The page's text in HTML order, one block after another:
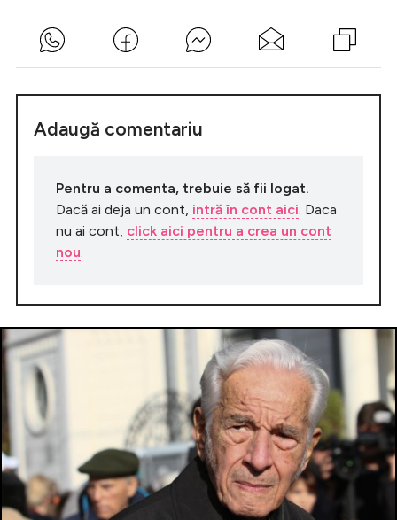
Adaugă comentariu
Pentru a comenta, trebuie să fii logat.
Dacă ai deja un cont, intră în cont aici . Daca
nu ai cont, click aici pentru a crea un cont
nou